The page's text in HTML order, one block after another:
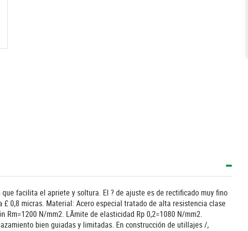
facilita el apriete y soltura. El ? de ajuste es de rectificado muy fino
0,8 micras. Material: Acero especial tratado de alta resistencia clase
Rm=1200 N/mm2. LÃ­mite de elasticidad Rp 0,2=1080 N/mm2.
bien guiadas y limitadas. En construcción de utillajes /,